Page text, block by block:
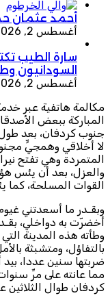
أحمد عثمان
أغسطس 2, 2026
سارة الطيب
السودانيون
أغسطس 2, 2026
مكالمة هاتفية عبر
المباركة ببعض
جنوب كردفان، بعد
لا أخلاقي وهمجيٍّ
المتمردة وهي تفتح
والعزل، بعد أن يئس
القوات المسلحة، كما
وبقـدر ما أسعدتني
أخضرّت به دواخلي،
وطأته هذه المدينة
بالتفاؤل، ومتشبثة
ضربتها سنين عددا، بيد
مما عانته على مرِّ
كردفان طوال الثلاثين